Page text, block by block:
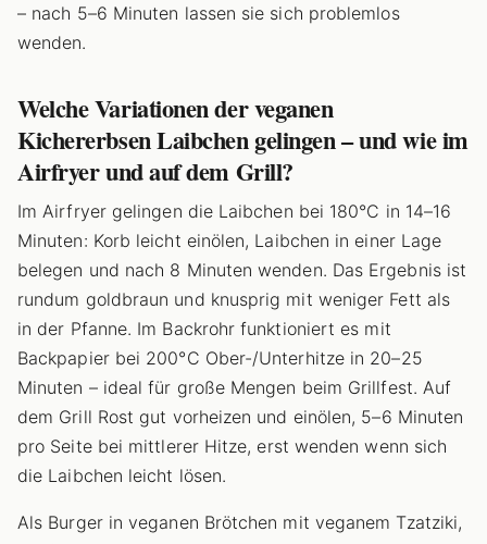
– nach 5–6 Minuten lassen sie sich problemlos
wenden.
Welche Variationen der veganen
Kichererbsen Laibchen gelingen – und wie im
Airfryer und auf dem Grill?
Im Airfryer gelingen die Laibchen bei 180°C in 14–16
Minuten: Korb leicht einölen, Laibchen in einer Lage
belegen und nach 8 Minuten wenden. Das Ergebnis ist
rundum goldbraun und knusprig mit weniger Fett als
in der Pfanne. Im Backrohr funktioniert es mit
Backpapier bei 200°C Ober-/Unterhitze in 20–25
Minuten – ideal für große Mengen beim Grillfest. Auf
dem Grill Rost gut vorheizen und einölen, 5–6 Minuten
pro Seite bei mittlerer Hitze, erst wenden wenn sich
die Laibchen leicht lösen.
Als Burger in veganen Brötchen mit veganem Tzatziki,